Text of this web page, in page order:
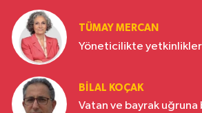
TÜMAY MERCAN
Yöneticilikte
BILAL KOÇAK
Vatan ve bayrak